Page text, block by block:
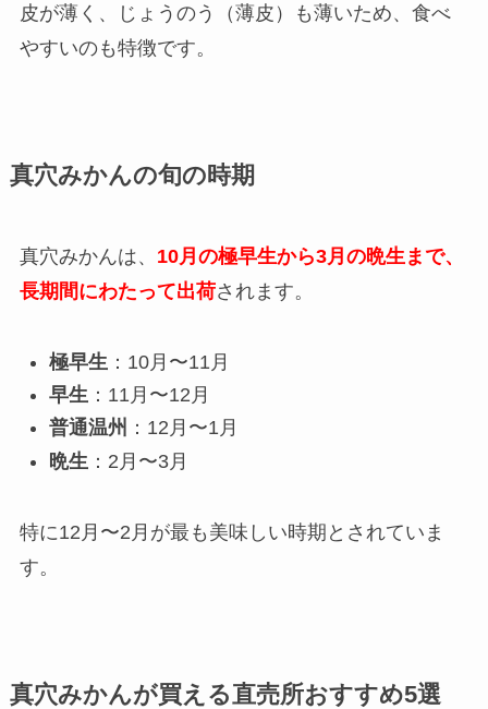
皮が薄く、じょうのう（薄皮）も薄いため、食べ
やすいのも特徴です。
真穴みかんの旬の時期
真穴みかんは、 10月の極早生から3月の晩生まで、
長期間にわたって出荷されます。
極早生 ：10月〜11月
早生：11月〜12月
普通温州 ：12月〜1月
晩生 ：2月〜3月
特に12月〜2月が最も美味しい時期とされていま
す。
真穴みかんが買える直売所おすすめ5選